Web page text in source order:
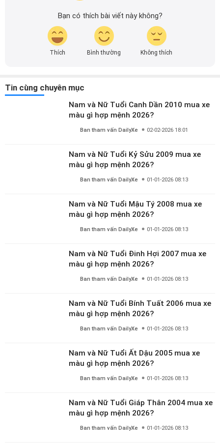
Bạn có thích bài viết này không?
Thích Bình thường Không thích
Tin cùng chuyên mục
Nam và Nữ Tuổi Canh Dần 2010 mua xe
màu gì hợp mệnh 2026?
Ban tham vấn DailyXe 02-02-2026 18:01
Nam và Nữ Tuổi Kỷ Sửu 2009 mua xe
màu gì hợp mệnh 2026?
Ban tham vấn DailyXe 01-01-2026 08:13
Nam và Nữ Tuổi Mậu Tý 2008 mua xe
màu gì hợp mệnh 2026?
Ban tham vấn DailyXe 01-01-2026 08:13
Nam và Nữ Tuổi Đinh Hợi 2007 mua xe
màu gì hợp mệnh 2026?
Ban tham vấn DailyXe 01-01-2026 08:13
Nam và Nữ Tuổi Bính Tuất 2006 mua xe
màu gì hợp mệnh 2026?
Ban tham vấn DailyXe 01-01-2026 08:13
Nam và Nữ Tuổi Ất Dậu 2005 mua xe
màu gì hợp mệnh 2026?
Ban tham vấn DailyXe 01-01-2026 08:13
Nam và Nữ Tuổi Giáp Thân 2004 mua xe
màu gì hợp mệnh 2026?
Ban tham vấn DailyXe 01-01-2026 08:13